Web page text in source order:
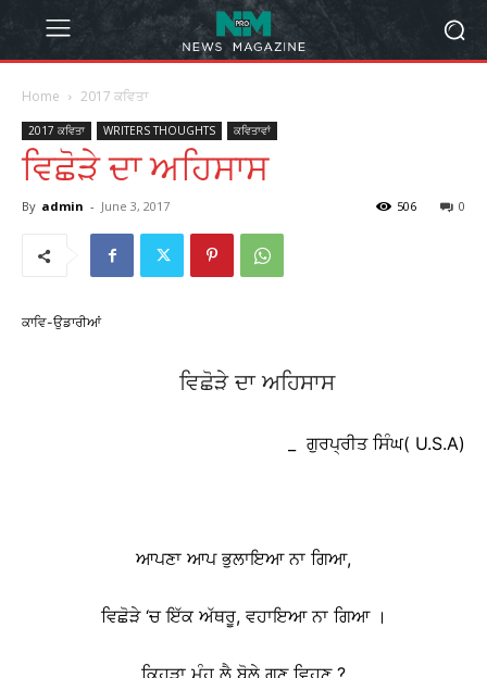
Home 2017 ਕਵਿਤਾ
2017 ਕਵਿਤਾ WRITERS THOUGHTS ਕਵਿਤਾਵਾਂ
ਵਿਛੋੜੇ ਦਾ ਅਹਿਸਾਸ
By admin - June 3, 2017 0
506
ਕਾਵਿ-ਉਡਾਰੀਆਂ
ਵਿਛੋੜੇ ਦਾ ਅਹਿਸਾਸ
_ ਗੁਰਪ੍ਰੀਤ ਸਿੰਘ( U.S.A)
ਆਪਣਾ ਆਪ ਭੁਲਾਇਆ ਨਾ ਗਿਆ,
ਵਿਛੋੜੇ ‘ਚ ਇੱਕ ਅੱਥਰੂ, ਵਹਾਇਆ ਨਾ ਗਿਆ ।
ਕਿਹੜਾ ਮੂੰਹ ਲੈ ਬੋਲੇ ਗੁਣ ਵਿਹੂਣ ?